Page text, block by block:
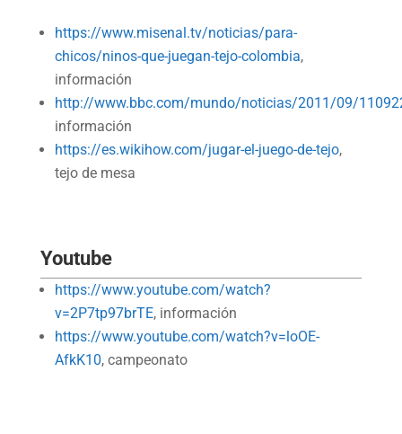
https://www.misenal.tv/noticias/para-
chicos/ninos-que-juegan-tejo-colombia,
información
http://www.bbc.com/mundo/noticias/2011/09/
información
https://es.wikihow.com/jugar-el-juego-de-tejo,
tejo de mesa
Youtube
https://www.youtube.com/watch?
v=2P7tp97brTE, información
https://www.youtube.com/watch?v=loOE-
AfkK10, campeonato